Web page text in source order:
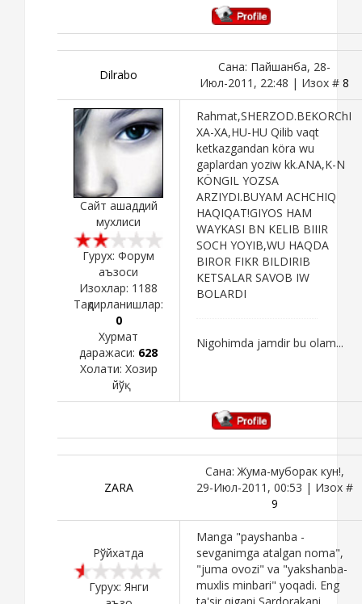
Dilrabo
Сана: Пайшанба, 28-
Июл-2011, 22:48 | Изох # 8
Сайт ашаддий
мухлиси
Гурух: Форум
аъзоси
Изохлар: 1188
Тақдирланишлар:
0
Хурмат
даражаси: 628
Холати: Хозир
йўқ
Rahmat,SHERZOD.BEKORChI
XA-XA,HU-HU Qilib vaqt
ketkazgandan köra wu
gaplardan yoziw kk.ANA,K-N
KÖNGIL YOZSA
ARZIYDI.BUYAM ACHCHIQ
HAQIQAT!GIYOS HAM
WAYKASI BN KELIB BIIIR
SOCH YOYIB,WU HAQDA
BIROR FIKR BILDIRIB
KETSALAR SAVOB IW
BOLARDI
Nigohimda jamdir bu olam...
ZARA
Сана: Жума-муборак кун!,
29-Июл-2011, 00:53 | Изох #
9
Рўйхатда
Гурух: Янги
Manga "payshanba -
sevganimga atalgan noma",
"juma ovozi" va "yakshanba-
muxlis minbari" yoqadi. Eng